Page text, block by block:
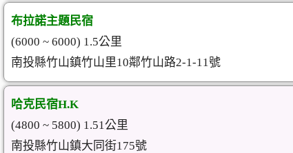
布拉諾主題民宿
(6000 ~ 6000) 1.5公里
南投縣竹山鎮竹山里10鄰竹山路2-1-11號
哈克民宿H.K
(4800 ~ 5800) 1.51公里
南投縣竹山鎮大同街175號